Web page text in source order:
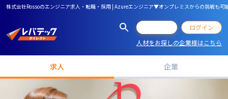
株式会社Rossoのエンジニア求人・転職・採用 | Azureエンジニア▼オンプレミスからの挑戦も
ログイン
人材をお探しの企業様はこちら
求人 企業